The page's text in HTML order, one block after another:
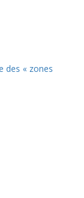
des « zones